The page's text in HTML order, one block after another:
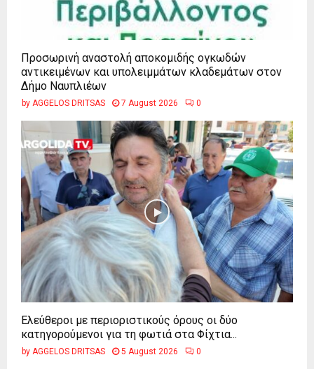
Προσωρινή αναστολή αποκομιδής ογκωδών
αντικειμένων και υπολειμμάτων κλαδεμάτων στον
Δήμο Ναυπλιέων
by AGGELOS DRITSAS 7 August 2026 0
Ελεύθεροι με περιοριστικούς όρους οι δύο
κατηγορούμενοι για τη φωτιά στα Φίχτια...
by AGGELOS DRITSAS 5 August 2026 0